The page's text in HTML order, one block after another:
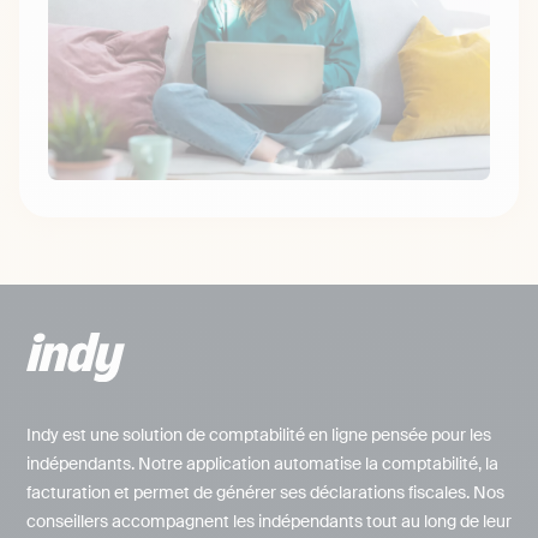
Indy est une solution de comptabilité en ligne pensée pour les
indépendants. Notre application automatise la comptabilité, la
facturation et permet de générer ses déclarations fiscales. Nos
conseillers accompagnent les indépendants tout au long de leur